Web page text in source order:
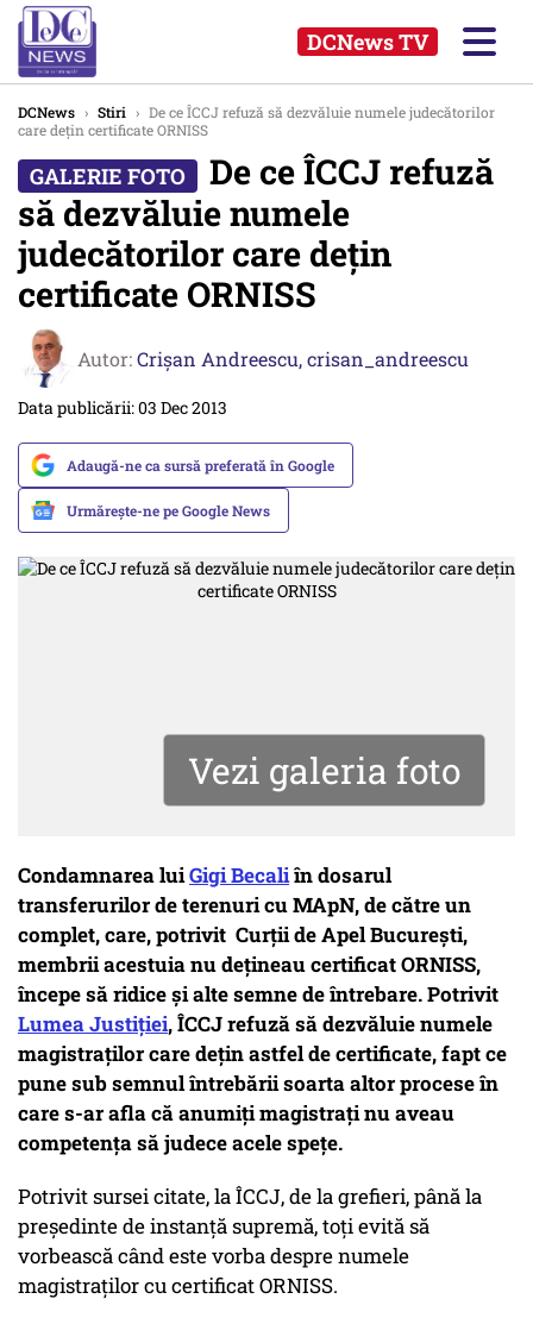
DCNews TV
DCNews › Stiri › De ce ÎCCJ refuză să dezvăluie numele judecătorilor
care dețin certificate ORNISS
De ce ÎCCJ refuză
să dezvăluie numele
judecătorilor care dețin
certificate ORNISS
Autor:Crişan Andreescu,crisan_andreescu
Data publicării: 03 Dec 2013
Adaugă-ne ca sursă preferată în Google
Urmărește-ne pe Google News
Vezi galeria foto
Condamnarea luiGigi Becaliîn dosarul
transferurilor de terenuri cu MApN, de către un
complet, care, potrivit Curții de Apel București,
membrii acestuia nu dețineau certificat ORNISS,
începe să ridice și alte semne de întrebare. Potrivit
Lumea Justiției, ÎCCJ refuză să dezvăluie numele
magistraților care dețin astfel de certificate, fapt ce
pune sub semnul întrebării soarta altor procese în
care s-ar afla că anumiți magistrați nu aveau
competența să judece acele spețe.
Potrivit sursei citate, la ÎCCJ, de la grefieri, până la
președinte de instanță supremă, toți evită să
vorbească când este vorba despre numele
magistraților cu certificat ORNISS.